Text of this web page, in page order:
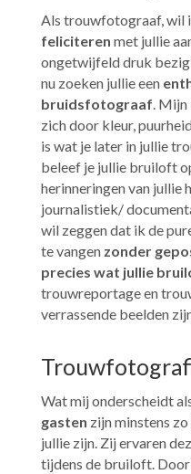
Als trouwfotograaf, wil
feliciteren met jullie
ongetwijfeld druk
nu zoeken jullie een
bruidsfotograaf .
zich door kleur,
is wat je later in jullie
beleef je jullie bruiloft
herinneringen van jullie
journalistiek/
wil zeggen dat ik de
te vangen zonder
precies wat jullie
trouwreportage en
verrassende beelden
Wat mij onderscheidt
gasten zijn minstens
jullie zijn. Zij ervaren
tijdens de bruiloft.